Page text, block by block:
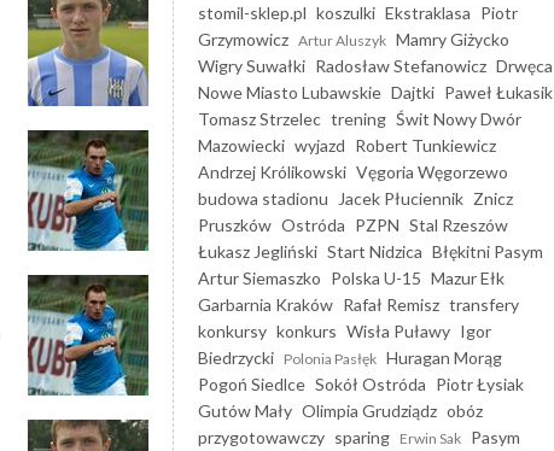
stomil-sklep.pl koszulki Ekstraklasa Piotr
Grzymowicz Artur Aluszyk Mamry Giżycko
Wigry Suwałki Radosław Stefanowicz Drwęca
Nowe Miasto Lubawskie Dajtki Paweł Łukasik
Tomasz Strzelec trening Świt Nowy Dwór
Mazowiecki wyjazd Robert Tunkiewicz
Andrzej Królikowski Vęgoria Węgorzewo
budowa stadionu
Jacek Płuciennik Znicz
Pruszków Ostróda PZPN Stal Rzeszów
Łukasz Jegliński Start Nidzica Błękitni Pasym
Artur Siemaszko Polska U-15 Mazur Ełk
Garbarnia Kraków Rafał Remisz transfery
konkursy konkurs Wisła Puławy Igor
Biedrzycki Polonia Pasłęk Huragan Morąg
Pogoń Siedlce Sokół Ostróda Piotr Łysiak
Gutów Mały Olimpia Grudziądz obóz
przygotowawczy sparing Erwin Sak Pasym